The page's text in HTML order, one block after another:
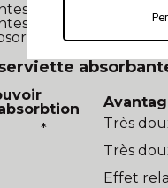
en tissu éponge
en microfibre
* Très
Très
Effet